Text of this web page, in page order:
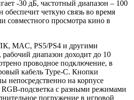
-30 дБ, частотный диапазон – 100
четкую связь во время
совместного просмотра кино в
MAC, PS5/PS4 и другими
диапазон доходит до 10
проводное подключение, в
кабель Type-C. Кнопки
непосредственно на корпусе
подсветка с разными режимами
погружение в игровой